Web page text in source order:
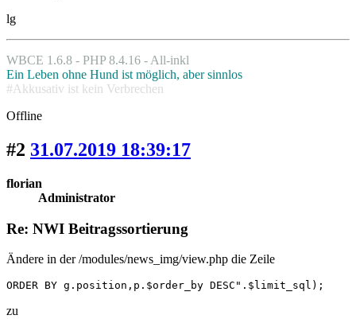
lg
WBCE 1.6.8 - PHP 8.4.16 - All-inkl
Ein Leben ohne Hund ist möglich, aber sinnlos
#Akkusativ ist kein Verbrechen
Offline
#2 31.07.2019 18:39:17
florian
Administrator
Re: NWI Beitragssortierung
Ändere in der /modules/news_img/view.php die Zeile
ORDER BY g.position,p.$order_by DESC".$limit_sql);
zu